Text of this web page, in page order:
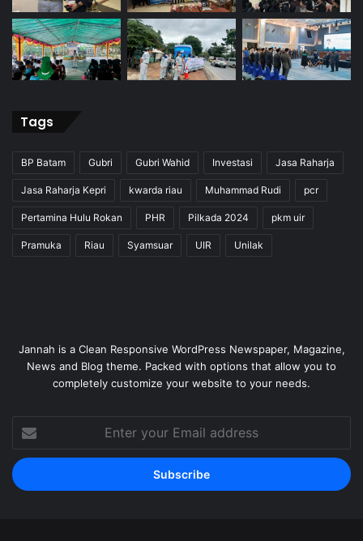
Tags
BP Batam Gubri Gubri Wahid Investasi Jasa Raharja
Jasa Raharja Kepri kwarda riau Muhammad Rudi pcr
Pertamina Hulu Rokan PHR Pilkada 2024 pkm uir
Pramuka Riau Syamsuar UIR Unilak
Jannah is a Clean Responsive WordPress Newspaper, Magazine,
News and Blog theme. Packed with options that allow you to
completely customize your website to your needs.
your
Email
address